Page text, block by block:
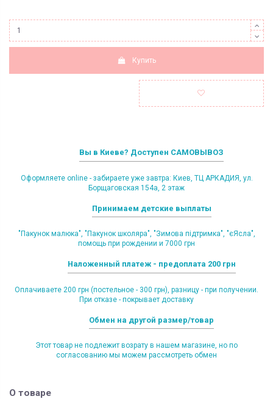
Купить
Вы в Киеве? Доступен САМОВЫВОЗ
Оформляете online - забираете уже завтра: Киев, ТЦ АРКАДИЯ, ул.
Борщаговская 154а, 2 этаж
Принимаем детские выплаты
"Пакунок малюка", "Пакунок школяра", "Зимова підтримка", "єЯсла",
помощь при рождении и 7000 грн
Наложенный платеж - предоплата 200 грн
Оплачиваете 200 грн (постельное - 300 грн), разницу - при получении.
При отказе - покрывает доставку
Обмен на другой размер/товар
Этот товар не подлежит возрату в нашем магазине, но по
согласованию мы можем рассмотреть обмен
О товаре